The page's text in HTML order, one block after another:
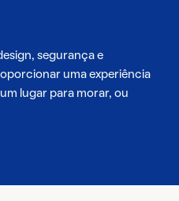
segurança e
uma experiência
lugar para morar, ou